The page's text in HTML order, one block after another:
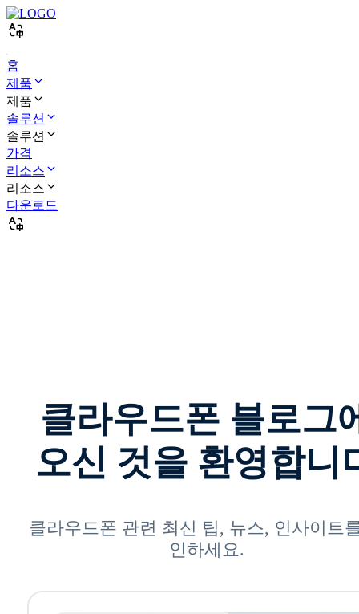
홈
제품
제품
솔루션
솔루션
가격
리소스
리소스
다운로드
클라우드폰 블로그
오신 것을 환영합니
클라우드폰 관련 최신 팁, 뉴스, 인사이트
인하세요.